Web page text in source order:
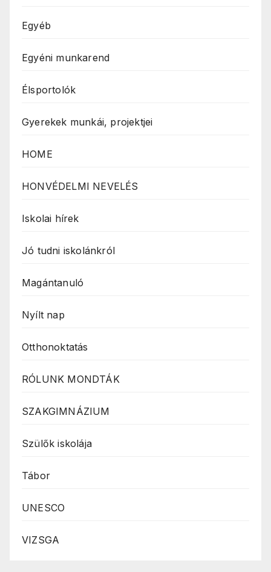
Egyéb
Egyéni munkarend
Élsportolók
Gyerekek munkái, projektjei
HOME
HONVÉDELMI NEVELÉS
Iskolai hírek
Jó tudni iskolánkról
Magántanuló
Nyílt nap
Otthonoktatás
RÓLUNK MONDTÁK
SZAKGIMNÁZIUM
Szülők iskolája
Tábor
UNESCO
VIZSGA